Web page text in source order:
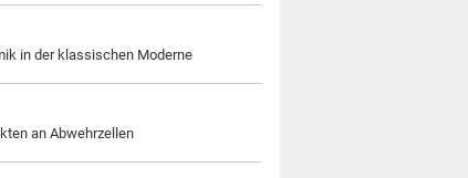
in der klassischen Moderne
an Abwehrzellen